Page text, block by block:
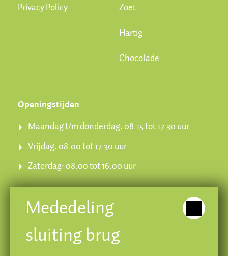
Privacy Policy
Zoet
Hartig
Chocolade
Openingstijden
Maandag t/m donderdag: 08.15 tot 17.30 uur
Vrijdag: 08.00 tot 17.30 uur
Zaterdag: 08.00 tot 16.00 uur
Krispijnseweg 49, 3314 KA Dordrecht
Tel. 078 - 613 55 35
E-mailinfo@brokkingbanket.nl
Mededeling
sluiting brug